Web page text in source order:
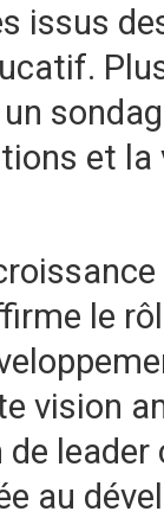
issus
et
le
vision
au